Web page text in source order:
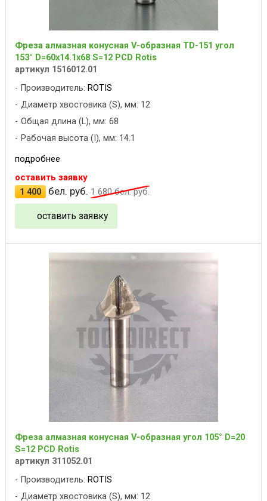
Фреза алмазная конусная V-образная TD-151 угол
153° D=60x14.1x68 S=12 PCD Rotis
артикул 1516012.01
Производитель: ROTIS
Диаметр хвостовика (S), мм: 12
Общая длина (L), мм: 68
Рабочая высота (I), мм: 14.1
подробнее
оставить заявку
1 400
бел. руб. 1 680бел. руб.
оставить заявку
Фреза алмазная конусная V-образная угол 105° D=20
S=12 PCD Rotis
артикул 311052.01
Производитель: ROTIS
Диаметр хвостовика (S), мм: 12